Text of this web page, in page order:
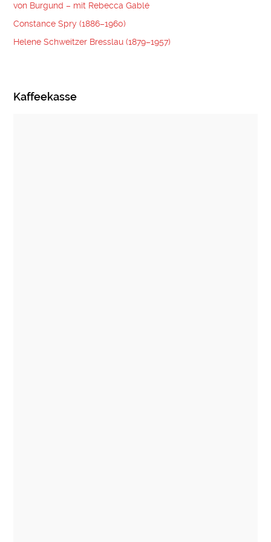
von Burgund – mit Rebecca Gablé
Constance Spry (1886–1960)
Helene Schweitzer Bresslau (1879–1957)
Kaffeekasse